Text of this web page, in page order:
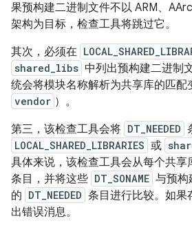
果预构建二进制文件不以 ARM、
架构为目标，检查工具将跳过它。
其次，必须在
shared_libs 中列出预构建二进制
统会将模块名称解析为共享库的匹配
vendor ）。
第三，该检查工具会将 DT_NEEDED
LOCAL_SHARED_LIBRARIES 或
具体来说，该检查工具会从每个共享
条目，并将这些 DT_SONAME 与预构
的 DT_NEEDED 条目进行比较。如果
出错误消息。